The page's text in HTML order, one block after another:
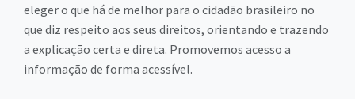
eleger o que há de melhor para o cidadão brasileiro no
que diz respeito aos seus direitos, orientando e trazendo
a explicação certa e direta. Promovemos acesso a
informação de forma acessível.